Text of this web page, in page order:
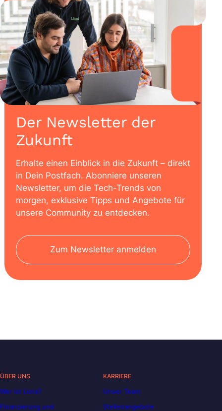
Der Newsletter der
Zukunft
Erhalte einen Einblick in die Zukunft – direkt
in Dein Postfach. Abonniere unseren
Newsletter, um die Tech-Trends von
morgen, exklusive Tipps und Angebote für
unsere Community zu entdecken.
Zum Newsletter anmelden
ÜBER UNS
Wer ist Liora?
Finanzierung und
KARRIERE
Unser Team
Stellenangebote